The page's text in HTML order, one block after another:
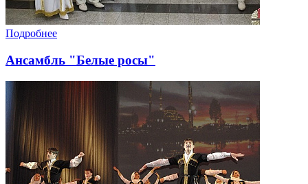
Подробнее
Ансамбль "Белые росы"